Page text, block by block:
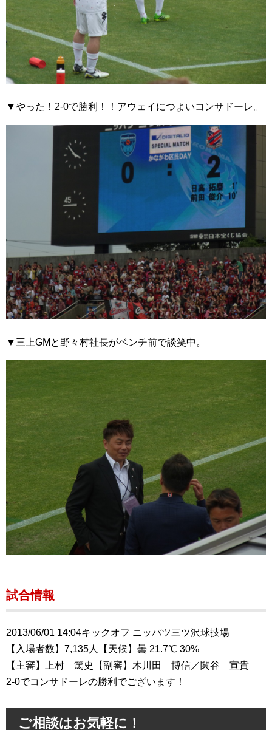
▼やった！2-0で勝利！！アウェイにつよいコンサドーレ。
▼三上GMと野々村社長がベンチ前で談笑中。
試合情報
2013/06/01 14:04キックオフ ニッパツ三ツ沢球技場
【入場者数】7,135人【天候】曇 21.7℃ 30%
【主審】上村 篤史【副審】木川田 博信／関谷 宣貴
2-0でコンサドーレの勝利でございます！
ご相談はお気軽に！